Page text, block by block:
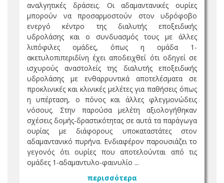
αναλγητικές δράσεις. Οι αδαμαντανικές ουρίες
μπορούν να προσαρμοστούν στον υδρόφοβο
ενεργό κέντρο της διαλυτής εποξειδικής
υδρολάσης και ο συνδυασμός τους με άλλες
λιπόφιλες ομάδες, όπως η ομάδα 1-
ακετυλοπιπεριδίνη έχει αποδειχθεί ότι οδηγεί σε
ισχυρούς αναστολείς της διαλυτής εποξειδικής
υδρολάσης με ενθαρρυντικά αποτελέσματα σε
προκλινικές και κλινικές μελέτες για παθήσεις όπως
η υπέρταση, ο πόνος και άλλες φλεγμονώδεις
νόσους. Στην παρούσα μελέτη αξιολογήθηκαν
σχέσεις δομής-δραστικότητας σε αυτά τα παράγωγα
ουρίας με διάφορους υποκαταστάτες στον
αδαμαντανικό πυρήνα. Ενδιαφέρον παρουσιάζει το
γεγονός ότι ουρίες που αποτελούνται από τις
ομάδες 1-αδαμαντυλο-φαινυλίο ...
περισσότερα